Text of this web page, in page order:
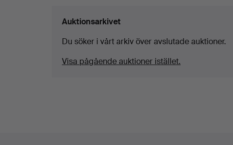
Auktionsarkivet
Du söker i vårt arkiv över avslutade auktioner.
Visa pågående auktioner istället.